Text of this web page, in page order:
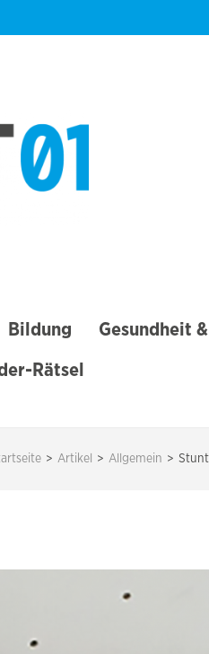
Bildung Gesundheit
Rätsel
> Artikel > Allgemein >